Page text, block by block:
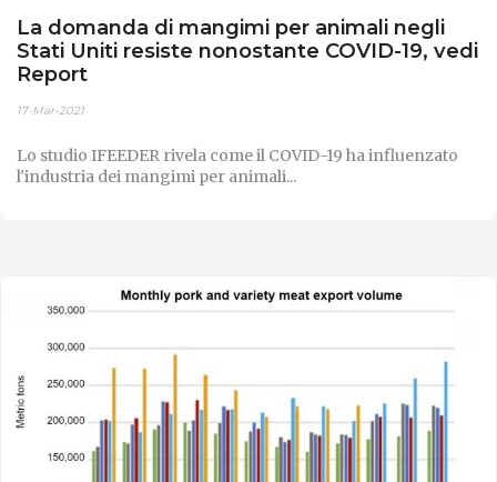
La domanda di mangimi per animali negli
Stati Uniti resiste nonostante COVID-19, vedi
Report
17-Mar-2021
Lo studio IFEEDER rivela come il COVID-19 ha influenzato
l'industria dei mangimi per animali...